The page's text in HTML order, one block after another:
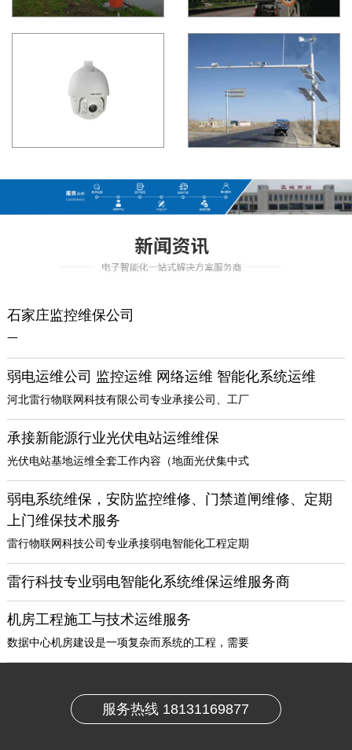
石家庄监控维保公司
一
弱电运维公司 监控运维 网络运维 智能化系统运维
河北雷行物联网科技有限公司专业承接公司、工厂
承接新能源行业光伏电站运维维保
光伏电站基地运维全套工作内容（地面光伏集中式
弱电系统维保，安防监控维修、门禁道闸维修、定期
上门维保技术服务
雷行物联网科技公司专业承接弱电智能化工程定期
雷行科技专业弱电智能化系统维保运维服务商
机房工程施工与技术运维服务
数据中心机房建设是一项复杂而系统的工程，需要
服务热线 18131169877